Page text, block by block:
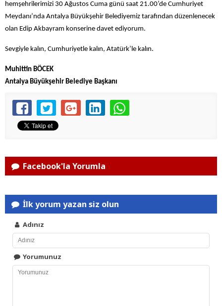
hemşehrilerimizi 30 Ağustos Cuma günü saat 21.00’de Cumhuriyet
Meydanı’nda Antalya Büyükşehir Belediyemiz tarafından düzenlenecek
olan Edip Akbayram konserine davet ediyorum.
Sevgiyle kalın, Cumhuriyetle kalın, Atatürk’le kalın.
Muhittin BÖCEK
Antalya Büyükşehir Belediye Başkanı
Facebook'la Yorumla
İlk yorum yazan siz olun
Adınız
Yorumunuz